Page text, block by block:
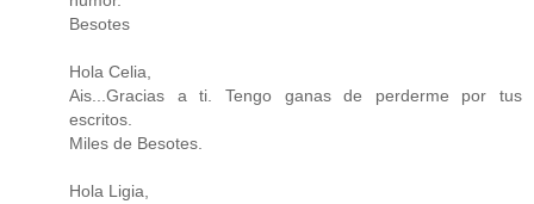
Besotes
Hola Celia,
Ais...Gracias a ti. Tengo ganas de perderme por tus
escritos.
Miles de Besotes.
Hola Ligia,